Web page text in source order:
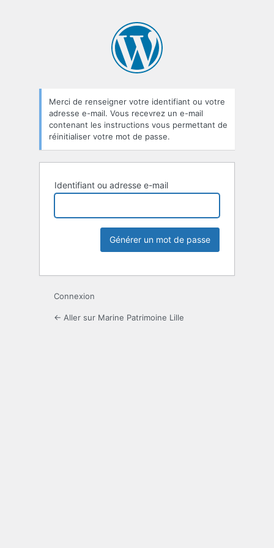
Merci de renseigner votre identifiant ou votre
adresse e-mail. Vous recevrez un e-mail
contenant les instructions vous permettant de
réinitialiser votre mot de passe.
Identifiant ou adresse e-mail
Connexion
← Aller sur Marine Patrimoine Lille